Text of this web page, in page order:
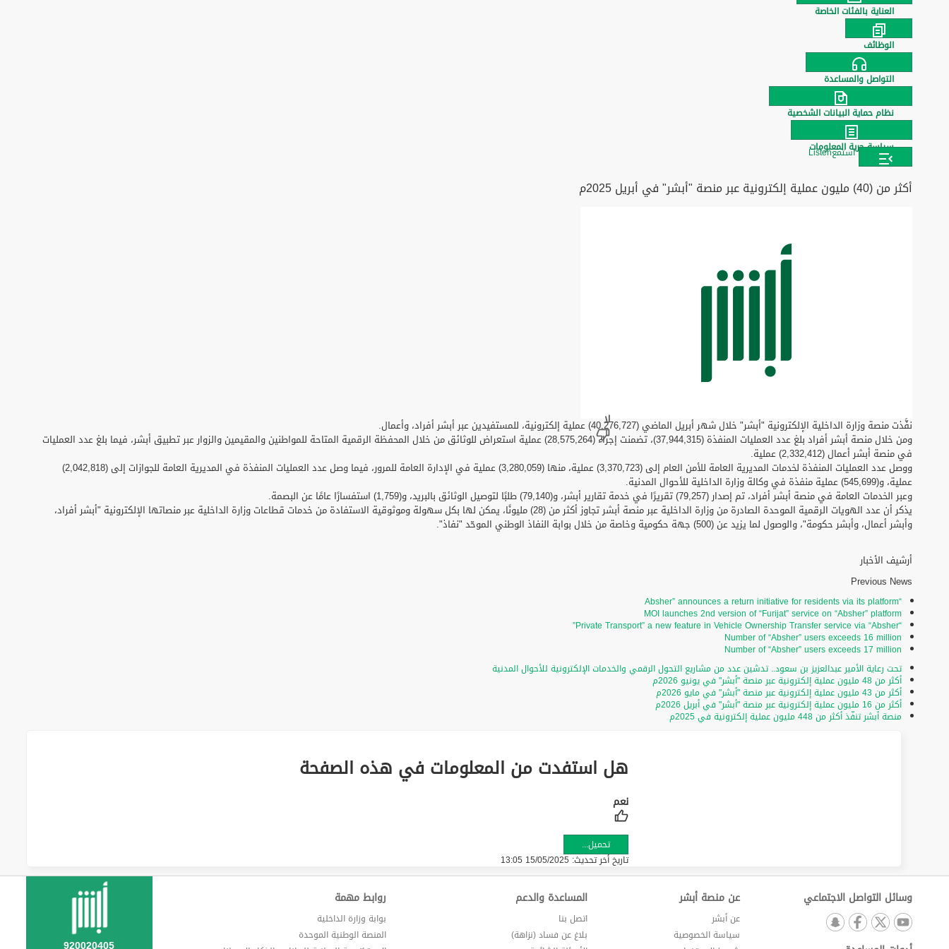
العناية بالفئات الخاصة
الوظائف
التواصل والمساعدة
نظام حماية البيانات الشخصية
سياسة حرية المعلومات
استمعListen
أكثر من (40) مليون عملية إلكترونية عبر منصة "أبشر" في أبريل 2025م
نفَّذت منصة وزارة الداخلية الإلكترونية "أبشر" خلال شهر أبريل الماضي (40,276,727) عملية إلكترونية، للمستفيدين عبر أبشر أفراد، وأعمال.
ومن خلال منصة أبشر أفراد بلغ عدد العمليات المنفذة (37,944,315)، تضمنت إجراء (28,575,264) عملية استعراض للوثائق من خلال المحفظة الرقمية المتاحة للمواطنين والمقيمين والزوار عبر تطبيق أبشر، فيما بلغ عدد العمليات
في منصة أبشر أعمال (2,332,412) عملية.
ووصل عدد العمليات المنفذة لخدمات المديرية العامة للأمن العام إلى (3,370,723) عملية، منها (3,280,059) عملية في الإدارة العامة للمرور، فيما وصل عدد العمليات المنفذة في المديرية العامة للجوازات إلى (2,042,818)
عملية، و(545,699) عملية منفذة في وكالة وزارة الداخلية للأحوال المدنية.
وعبر الخدمات العامة في منصة أبشر أفراد، تم إصدار (79,257) تقريرًا في خدمة تقارير أبشر، و(79,140) طلبًا لتوصيل الوثائق بالبريد، و(1,759) استفسارًا عامًا عن البصمة.
يذكر أن عدد الهويات الرقمية الموحدة الصادرة من وزارة الداخلية عبر منصة أبشر تجاوز أكثر من (28) مليونًا، يمكن لها بكل سهولة وموثوقية الاستفادة من خدمات قطاعات وزارة الداخلية عبر منصاتها الإلكترونية "أبشر أفراد،
وأبشر أعمال، وأبشر حكومة"، والوصول لما يزيد عن (500) جهة حكومية وخاصة من خلال بوابة النفاذ الوطني الموحّد "نفاذ".
أرشيف الأخبار
Previous News
“Absher” announces a return initiative for residents via its platform
MOI launches 2nd version of “Furijat” service on “Absher” platform
“Private Transport” a new feature in Vehicle Ownership Transfer service via “Absher”
Number of “Absher” users exceeds 16 million
Number of “Absher” users exceeds 17 million
تحت رعاية الأمير عبدالعزيز بن سعود.. تدشين عدد من مشاريع التحول الرقمي والخدمات الإلكترونية للأحوال المدنية
أكثر من 48 مليون عملية إلكترونية عبر منصة "أبشر" في يونيو 2026م
أكثر من 43 مليون عملية إلكترونية عبر منصة "أبشر" في مايو 2026م
أكثر من 16 مليون عملية إلكترونية عبر منصة "أبشر" في أبريل 2026م
منصة أبشر تنفّذ أكثر من 448 مليون عملية إلكترونية في 2025م
هل استفدت من المعلومات في هذه الصفحة
تحميل...
تاريخ أخر تحديث: 15/05/2025 13:05
وسائل التواصل الاجتماعي عن منصة أبشر
عن أبشر
سياسة الخصوصية
المساعدة والدعم
اتصل بنا
بلاغ عن فساد (نزاهة)
روابط مهمة
بوابة وزارة الداخلية
المنصة الوطنية الموحدة